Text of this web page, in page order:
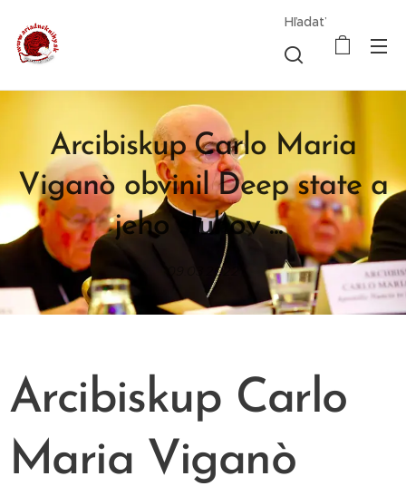
Hľadať
Arcibiskup Carlo Maria
Viganò obvinil Deep state a
jeho sluhov ...
09.03.2022
Arcibiskup Carlo
Maria Viganò